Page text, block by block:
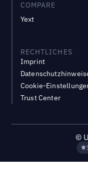
COMPARE
Yext
RECHTLICHES
Imprint
Cookie-
Trust Center
©